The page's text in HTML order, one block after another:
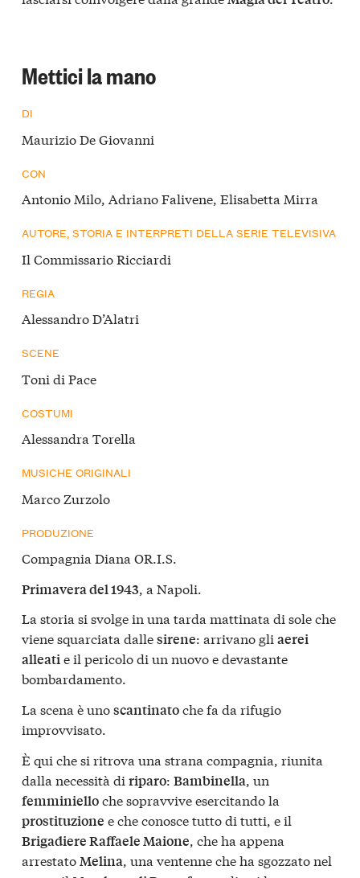
Mettici la mano
DI
Maurizio De Giovanni
CON
Antonio Milo, Adriano Falivene, Elisabetta Mirra
AUTORE, STORIA E INTERPRETI DELLA SERIE TELEVISIVA
Il Commissario Ricciardi
REGIA
Alessandro D’Alatri
SCENE
Toni di Pace
COSTUMI
Alessandra Torella
MUSICHE ORIGINALI
Marco Zurzolo
PRODUZIONE
Compagnia Diana OR.I.S.
Primavera del 1943, a Napoli.
La storia si svolge in una tarda mattinata di sole che
viene squarciata dallesirene: arrivano gli aerei
alleatie il pericolo di un nuovo e devastante
bombardamento.
La scena è unoscantinatoche fa da rifugio
improvvisato.
È qui che si ritrova una strana compagnia, riunita
dalla necessità di riparo: Bambinella , un
femminielloche sopravvive esercitando la
prostituzione e che conosce tutto di tutti, e il
Brigadiere Raffaele Maione , che ha appena
arrestato Melina , una ventenne che ha sgozzato nel